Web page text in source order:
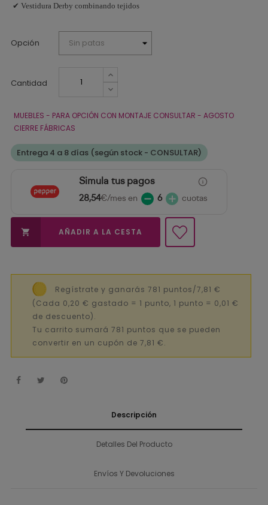
✔ Vestidura Derby combinando tejidos
Opción
Cantidad
MUEBLES - PARA OPCIÓN CON MONTAJE CONSULTAR - AGOSTO
CIERRE FÁBRICAS
Entrega 4 a 8 días (según stock - CONSULTAR)
Simula tus pagos
28,54€/mes en 6 cuotas
 AÑADIR A LA CESTA
Regístrate y ganarás 781 puntos/7,81 €
(Cada 0,20 € gastado = 1 punto, 1 punto = 0,01 €
de descuento).
Tu carrito sumará 781 puntos que se pueden
convertir en un cupón de 7,81 €.
Descripción
Detalles Del Producto
Envíos Y Devoluciones